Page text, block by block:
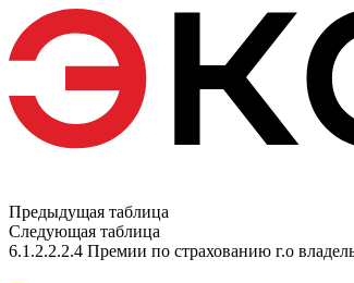
Предыдущая таблица
Следующая таблица
6.1.2.2.2.4 Премии по страхованию г.о